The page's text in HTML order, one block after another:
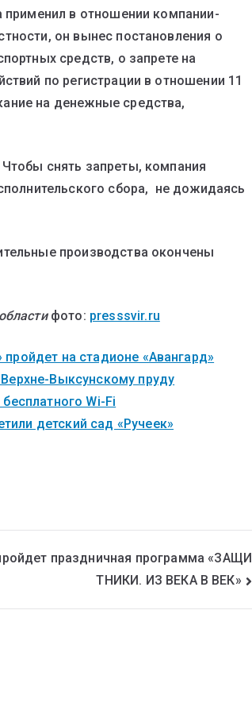
применил в отношении компании-
он вынес постановления о
средств, о запрете на
по регистрации в отношении 11
на денежные средства,
снять запреты, компания
сбора, не дожидаясь
производства окончены
фото: presssvir.ru
на стадионе «Авангард»
Выксунскому пруду
Wi-Fi
детский сад «Ручеек»
праздничная программа «ЗАЩИ
ТНИКИ. ИЗ ВЕКА В ВЕК»